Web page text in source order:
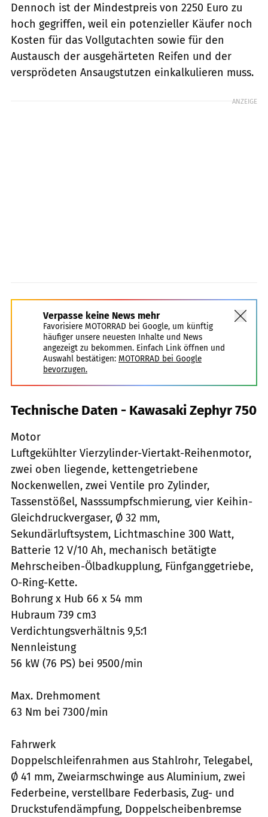
Dennoch ist der Mindestpreis von 2250 Euro zu
hoch gegriffen, weil ein potenzieller Käufer noch
Kosten für das Vollgutachten sowie für den
Austausch der ausgehärteten Reifen und der
versprödeten Ansaugstutzen einkalkulieren muss.
ANZEIGE
Verpasse keine News mehr
Favorisiere MOTORRAD bei Google, um künftig
häufiger unsere neuesten Inhalte und News
angezeigt zu bekommen. Einfach Link öffnen und
Auswahl bestätigen: MOTORRAD bei Google
bevorzugen.
Technische Daten - Kawasaki Zephyr 750
Motor
Luftgekühlter Vierzylinder-Viertakt-Reihenmotor,
zwei oben liegende, kettengetriebene
Nockenwellen, zwei Ventile pro Zylinder,
Tassenstößel, Nasssumpfschmierung, vier Keihin-
Gleichdruckvergaser, Ø 32 mm,
Sekundärluftsystem, Lichtmaschine 300 Watt,
Batterie 12 V/10 Ah, mechanisch betätigte
Mehrscheiben-Ölbadkupplung, Fünfganggetriebe,
O-Ring-Kette.
Bohrung x Hub 66 x 54 mm
Hubraum 739 cm3
Verdichtungsverhältnis 9,5:1
Nennleistung
56 kW (76 PS) bei 9500/min
Max. Drehmoment
63 Nm bei 7300/min
Fahrwerk
Doppelschleifenrahmen aus Stahlrohr, Telegabel,
Ø 41 mm, Zweiarmschwinge aus Aluminium, zwei
Federbeine, verstellbare Federbasis, Zug- und
Druckstufendämpfung, Doppelscheibenbremse